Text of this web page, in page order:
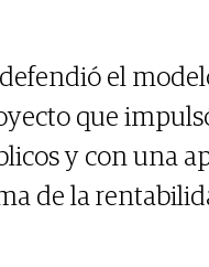
el
que
y con una
de la